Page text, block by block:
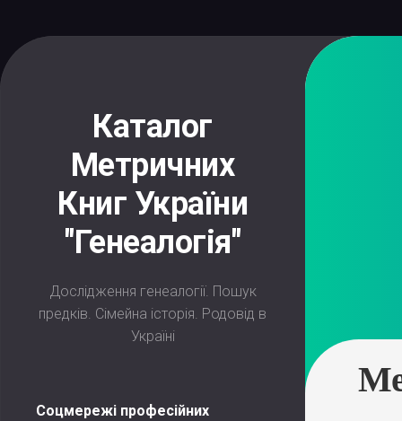
Skip
to
content
Каталог
Метричних
Книг України
"Генеалогія"
Дослідження генеалогії. Пошук
предків. Сімейна історія. Родовід в
Україні
Соцмережі професійних